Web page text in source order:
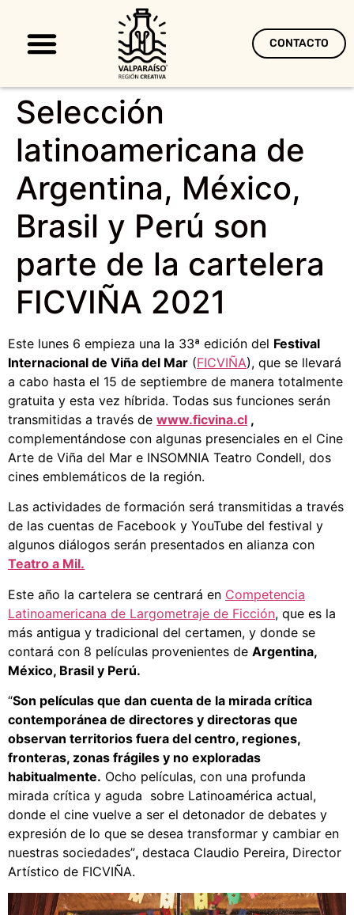
CONTACTO
Selección
latinoamericana de
Argentina, México,
Brasil y Perú son
parte de la cartelera
FICVIÑA 2021
Este lunes 6 empieza una la 33ª edición del Festival
Internacional de Viña del Mar (FICVIÑA), que se llevará
a cabo hasta el 15 de septiembre de manera totalmente
gratuita y esta vez híbrida. Todas sus funciones serán
transmitidas a través de www.ficvina.cl ,
complementándose con algunas presenciales en el Cine
Arte de Viña del Mar e INSOMNIA Teatro Condell, dos
cines emblemáticos de la región.
Las actividades de formación será transmitidas a través
de las cuentas de Facebook y YouTube del festival y
algunos diálogos serán presentados en alianza con
Teatro a Mil.
Este año la cartelera se centrará en Competencia
Latinoamericana de Largometraje de Ficción, que es la
más antigua y tradicional del certamen, y donde se
contará con 8 películas provenientes de Argentina,
México, Brasil y Perú.
“Son películas que dan cuenta de la mirada crítica
contemporánea de directores y directoras que
observan territorios fuera del centro, regiones,
fronteras, zonas frágiles y no exploradas
habitualmente. Ocho películas, con una profunda
mirada crítica y aguda sobre Latinoamérica actual,
donde el cine vuelve a ser el detonador de debates y
expresión de lo que se desea transformar y cambiar en
nuestras sociedades”, destaca Claudio Pereira, Director
Artístico de FICVIÑA.